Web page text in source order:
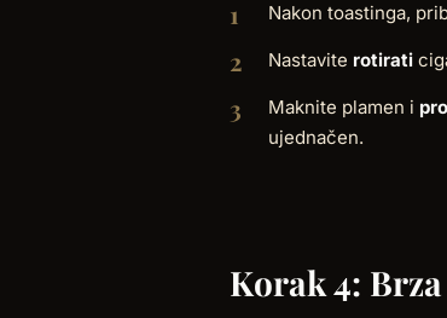
Nakon toastinga,
Nastavite rotirati
Maknite plamen i
ujednačen.
Korak 4: